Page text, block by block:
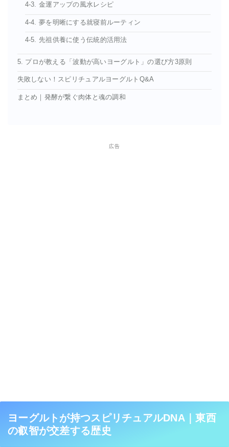
4-3. 金運アップの風水レシピ
4-4. 夢を明晰にする就寝前ルーティン
4-5. 先祖供養に使う伝統的活用法
5. プロが教える「波動が高いヨーグルト」の選び方3原則
失敗しない！スピリチュアルヨーグルトQ&A
まとめ｜発酵が繋ぐ肉体と魂の調和
広告
ヨーグルトが持つスピリチュアルDNA｜東西
の叡智が交差する歴史